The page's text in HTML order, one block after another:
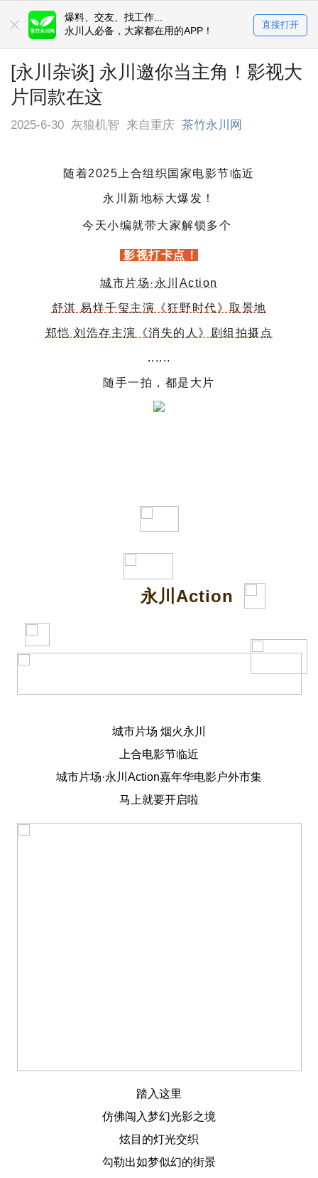
爆料、交友、找工作...
永川人必备，大家都在用的APP！
直接打开
[永川杂谈] 永川邀你当主角！影视大
片同款在这
2025-6-30 灰狼机智 来自重庆 茶竹永川网
随着2025上合组织国家电影节临近
永川新地标大爆发！
今天小编就带大家解锁多个
影视打卡点！
城市片场·永川Action
舒淇 易烊千玺主演《狂野时代》取景地
郑恺 刘浩存主演 《消失的人》剧组拍摄点
......
随手一拍，都是大片
永川Action
城市片场 烟火永川
上合电影节临近
城市片场·永川Action嘉年华电影户外市集
马上就要开启啦
踏入这里
仿佛闯入梦幻光影之境
炫目的灯光交织
勾勒出如梦似幻的街景